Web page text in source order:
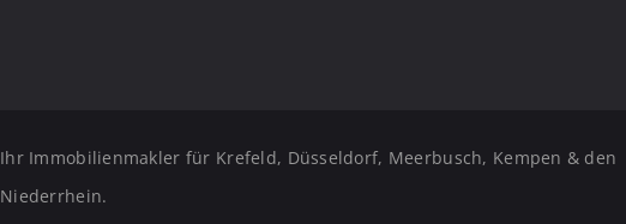
Ihr Immobilienmakler für Krefeld, Düsseldorf, Meerbusch, Kempen & den
Niederrhein.